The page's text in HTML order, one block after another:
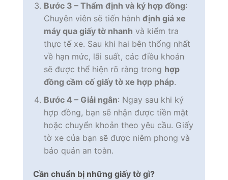
Bước 3 – Thẩm định và ký hợp đồng:
Chuyên viên sẽ tiến hành định giá xe
máy qua giấy tờ nhanh và kiểm tra
thực tế xe. Sau khi hai bên thống nhất
về hạn mức, lãi suất, các điều khoản
sẽ được thể hiện rõ ràng trong hợp
đồng cầm cố giấy tờ xe hợp pháp.
Bước 4 – Giải ngân: Ngay sau khi ký
hợp đồng, bạn sẽ nhận được tiền mặt
hoặc chuyển khoản theo yêu cầu. Giấy
tờ xe của bạn sẽ được niêm phong và
bảo quản an toàn.
Cần chuẩn bị những giấy tờ gì?